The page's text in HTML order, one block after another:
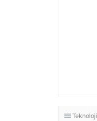
Teknoloji